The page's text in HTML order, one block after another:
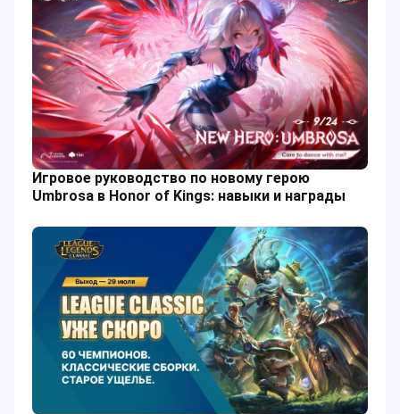
Игровое руководство по новому герою
Umbrosa в Honor of Kings: навыки и награды